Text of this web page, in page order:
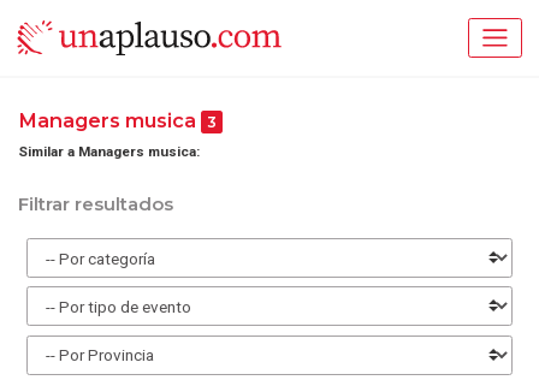
Managers musica 3
Similar a Managers musica:
Filtrar resultados